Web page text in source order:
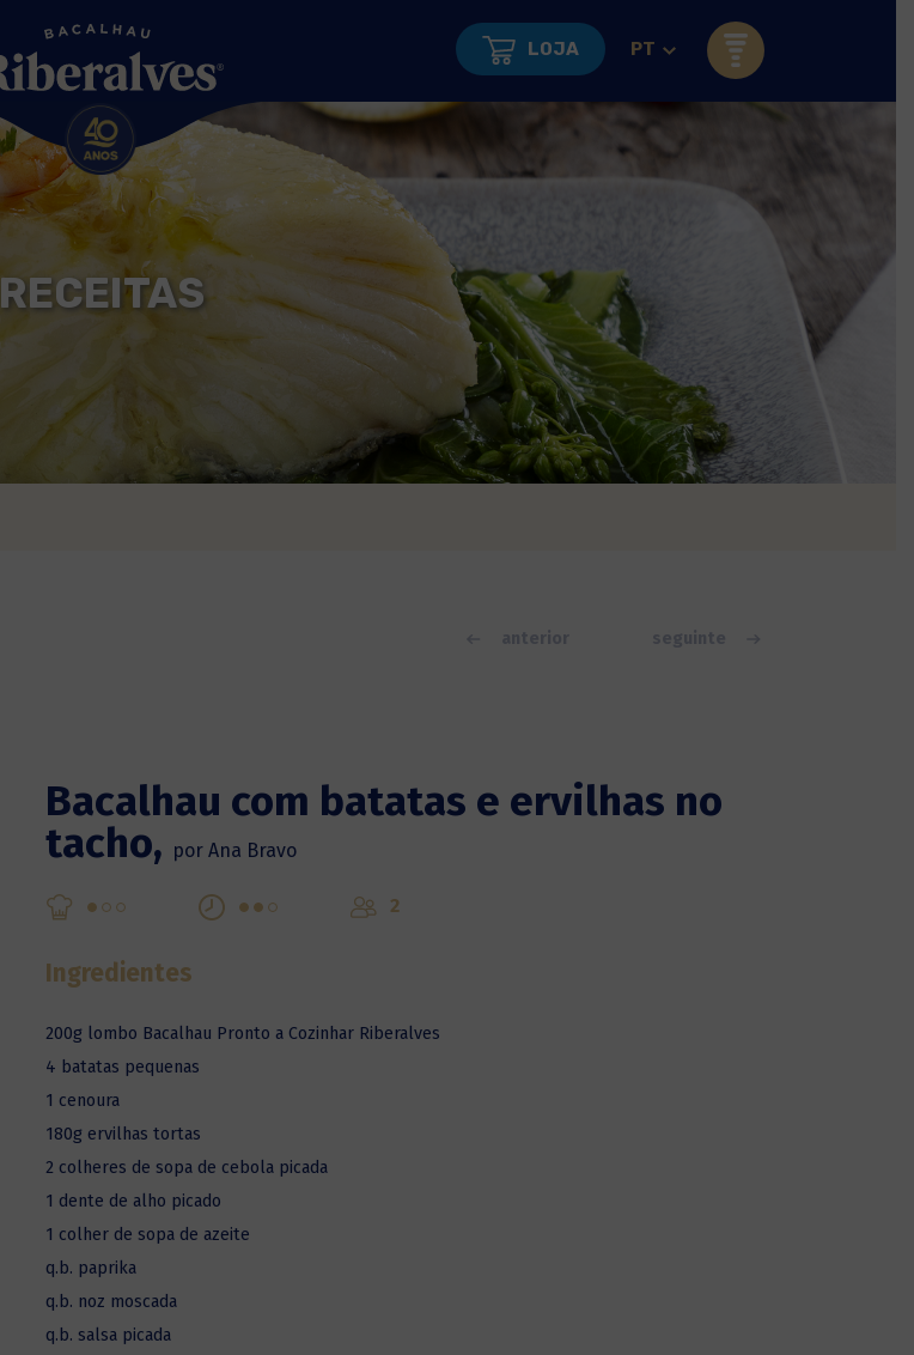
LOJA PT
RECEITAS
Bacalhau com batatas e ervilhas no
tacho, por Ana Bravo
2
Ingredientes
200g lombo Bacalhau Pronto a Cozinhar Riberalves
4 batatas pequenas
1 cenoura
180g ervilhas tortas
2 colheres de sopa de cebola picada
1 dente de alho picado
1 colher de sopa de azeite
q.b. paprika
q.b. noz moscada
q.b. salsa picada